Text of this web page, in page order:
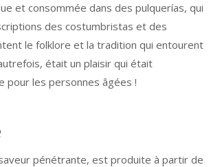
et consommée dans des pulquerías, qui
des costumbristas et des
le folklore et la tradition qui entourent
était un plaisir qui était
pour les personnes âgées !
pénétrante, est produite à partir de